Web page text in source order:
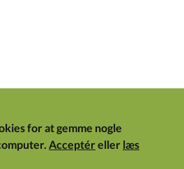
for at gemme nogle
Acceptéreller læs